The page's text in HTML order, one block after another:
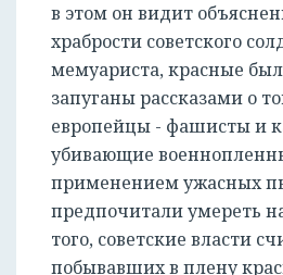
в этом он видит
храбрости советского
мемуариста, красные
запуганы рассказами о
европейцы - фашисты и
убивающие
применением ужасных
предпочитали умереть
того, советские власти
побывавших в плену